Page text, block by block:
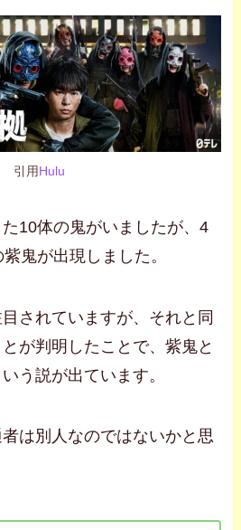
引用Hulu
10体の鬼がいましたが、4
鬼が出現しました。
されていますが、それと同
が判明したことで、紫鬼と
う説が出ています。
は別人なのではないかと思